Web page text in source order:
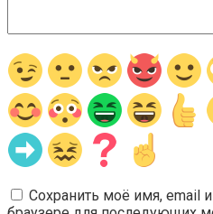
Сохранить моё имя, email